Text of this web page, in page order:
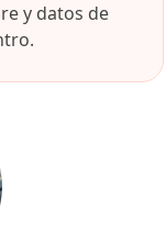
y datos de